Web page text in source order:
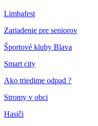
Limbafest
Zariadenie pre seniorov
Športové kluby Blava
Smart city
Ako triedime odpad ?
Stromy v obci
Hasiči